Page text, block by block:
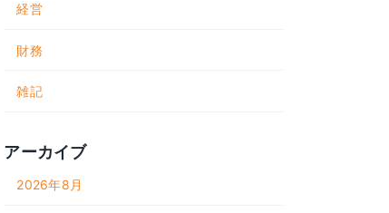
経営
財務
雑記
アーカイブ
2026年8月